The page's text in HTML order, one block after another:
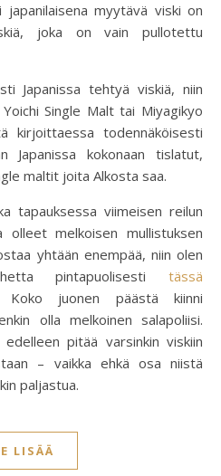
japanilaisena myytävä viski on
joka on vain pullotettu
Japanissa tehtyä viskiä, niin
Single Malt tai Miyagikyo
kirjoittaessa todennäköisesti
Japanissa kokonaan tislatut,
maltit joita Alkosta saa.
tapauksessa viimeisen reilun
olleet melkoisen mullistuksen
yhtään enempää, niin olen
pintapuolisesti tässä
juonen päästä kiinni
olla melkoinen salapoliisi.
edelleen pitää varsinkin viskiin
– vaikka ehkä osa niistä
paljastua.
LISÄÄ